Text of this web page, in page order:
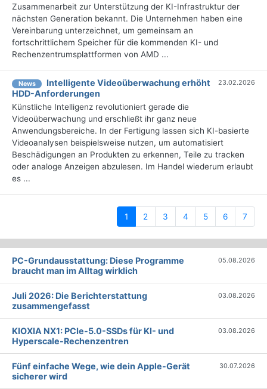
Zusammenarbeit zur Unterstützung der KI-Infrastruktur der
nächsten Generation bekannt. Die Unternehmen haben eine
Vereinbarung unterzeichnet, um gemeinsam an
fortschrittlichem Speicher für die kommenden KI- und
Rechenzentrumsplattformen von AMD ...
News
Intelligente Videoüberwachung erhöht
HDD-Anforderungen
23.02.2026
Künstliche Intelligenz revolutioniert gerade die
Videoüberwachung und erschließt ihr ganz neue
Anwendungsbereiche. In der Fertigung lassen sich KI-basierte
Videoanalysen beispielsweise nutzen, um automatisiert
Beschädigungen an Produkten zu erkennen, Teile zu tracken
oder analoge Anzeigen abzulesen. Im Handel wiederum erlaubt
es ...
1 (current)
2 3 4 5 6 7
PC-Grundausstattung: Diese Programme
braucht man im Alltag wirklich
05.08.2026
Juli 2026: Die Bericht­erstattung
zusammengefasst
03.08.2026
KIOXIA NX1: PCIe-5.0-SSDs für KI- und
Hyperscale-Rechenzentren
03.08.2026
Fünf einfache Wege, wie dein Apple-Gerät
sicherer wird
30.07.2026